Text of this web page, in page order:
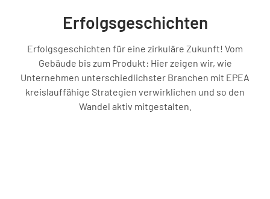
Erfolgsgeschichten
Erfolgsgeschichten für eine zirkuläre Zukunft! Vom
Gebäude bis zum Produkt: Hier zeigen wir, wie
Unternehmen unterschiedlichster Branchen mit EPEA
kreislauffähige Strategien verwirklichen und so den
Wandel aktiv mitgestalten.